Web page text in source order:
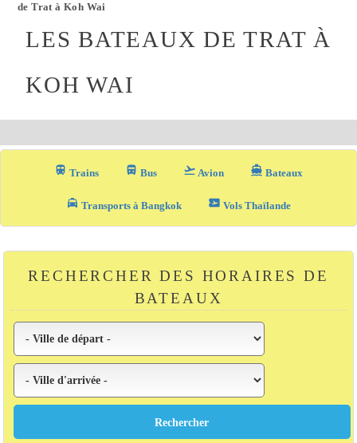
de Trat à Koh Wai
LES BATEAUX DE TRAT À
KOH WAI
train Trains directions_bus_filled Bus flight_takeoff Avion directions_boat Bateaux
local_taxi Transports à Bangkok airplane_ticket Vols Thaïlande
RECHERCHER DES HORAIRES DE
BATEAUX